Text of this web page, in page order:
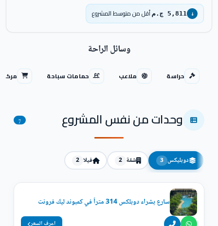
↓ 5,811 ج.م أقل من متوسط المشروع
وسائل الراحة
حراسة ملاعب حمامات سباحة مركز
وحدات من نفس المشروع 7
دوبليكس 3 شقة 2 فيلا 2
سارع بشراء دوبلكس 314 متراً في كمبوند ليك فرونت
اعرف السعر